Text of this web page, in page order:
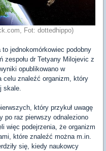
Fot: dottedhippo)
jednokomórkowiec podobny
zespołu dr Tetyany Milojevic z
opublikowano w
celu znaleźć organizm, który
skale.
który przykuł uwagę
po raz pierwszy odnaleziono
więc podejrzenia, że organizm
które znaleźć można m.in.
się, kiedy naukowcy